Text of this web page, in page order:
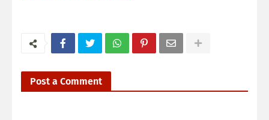
Post a Comment